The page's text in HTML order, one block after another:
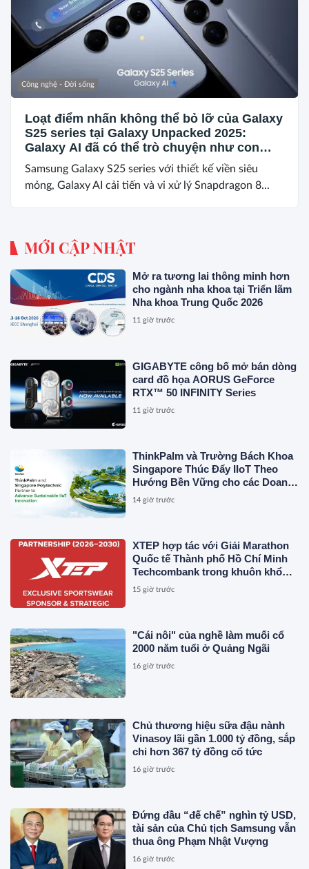
Công nghệ - Đời sống
Loạt điểm nhấn không thể bỏ lỡ của Galaxy
S25 series tại Galaxy Unpacked 2025:
Galaxy AI đã có thể trò chuyện như con
người, cùng nhiều trang bị siêu cấp
Samsung Galaxy S25 series với thiết kế viền siêu
mỏng, Galaxy AI cải tiến và vi xử lý Snapdragon 8...
MỚI CẬP NHẬT
Mở ra tương lai thông minh hơn
cho ngành nha khoa tại Triển lãm
Nha khoa Trung Quốc 2026
11 giờ trước
GIGABYTE công bố mở bán dòng
card đồ họa AORUS GeForce
RTX™ 50 INFINITY Series
11 giờ trước
ThinkPalm và Trường Bách Khoa
Singapore Thúc Đẩy IIoT Theo
Hướng Bền Vững cho các Doanh
Nghiệp Vừa và Nhỏ (SME) cùng
14 giờ trước
XTEP hợp tác với Giải Marathon
Quốc tế Thành phố Hồ Chí Minh
Techcombank trong khuôn khổ
liên minh chiến lược 5 năm nhằm
15 giờ trước
"Cái nôi" của nghề làm muối cổ
2000 năm tuổi ở Quảng Ngãi
16 giờ trước
Chủ thương hiệu sữa đậu nành
Vinasoy lãi gần 1.000 tỷ đồng, sắp
chi hơn 367 tỷ đồng cổ tức
16 giờ trước
Đứng đầu “đế chế” nghìn tỷ USD,
tài sản của Chủ tịch Samsung vẫn
thua ông Phạm Nhật Vượng
16 giờ trước